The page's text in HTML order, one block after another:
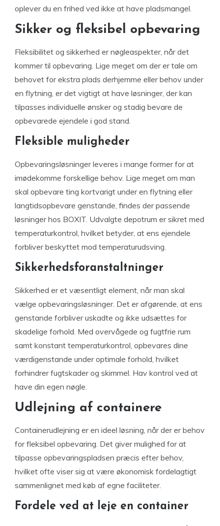
oplever du en frihed ved ikke at have pladsmangel.
Sikker og fleksibel opbevaring
Fleksibilitet og sikkerhed er nøgleaspekter, når det
kommer til opbevaring. Lige meget om der er tale om
behovet for ekstra plads derhjemme eller behov under
en flytning, er det vigtigt at have løsninger, der kan
tilpasses individuelle ønsker og stadig bevare de
opbevarede ejendele i god stand.
Fleksible muligheder
Opbevaringsløsninger leveres i mange former for at
imødekomme forskellige behov. Lige meget om man
skal opbevare ting kortvarigt under en flytning eller
langtidsopbevare genstande, findes der passende
løsninger hos BOXIT. Udvalgte depotrum er sikret med
temperaturkontrol, hvilket betyder, at ens ejendele
forbliver beskyttet mod temperaturudsving.
Sikkerhedsforanstaltninger
Sikkerhed er et væsentligt element, når man skal
vælge opbevaringsløsninger. Det er afgørende, at ens
genstande forbliver uskadte og ikke udsættes for
skadelige forhold. Med overvågede og fugtfrie rum
samt konstant temperaturkontrol, opbevares dine
værdigenstande under optimale forhold, hvilket
forhindrer fugtskader og skimmel. Hav kontrol ved at
have din egen nøgle.
Udlejning af containere
Containerudlejning er en ideel løsning, når der er behov
for fleksibel opbevaring. Det giver mulighed for at
tilpasse opbevaringspladsen præcis efter behov,
hvilket ofte viser sig at være økonomisk fordelagtigt
sammenlignet med køb af egne faciliteter.
Fordele ved at leje en container